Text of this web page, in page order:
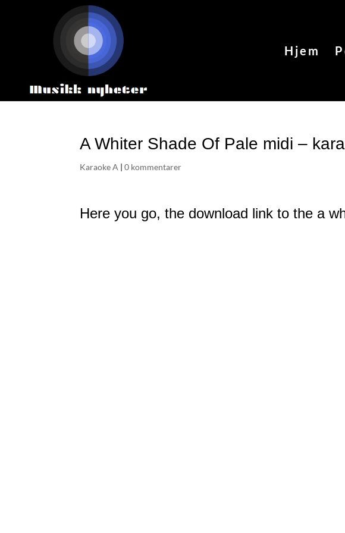
Hjem
A Whiter Shade Of Pale midi –
Karaoke A |0 kommentarer
Here you go, the download link to the a